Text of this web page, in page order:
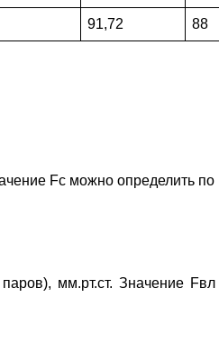
91,72 88
Fс можно определить
мм.рт.ст. Значение